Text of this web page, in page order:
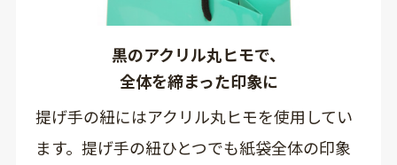
黒のアクリル丸ヒモで、
全体を締まった印象に
提げ手の紐にはアクリル丸ヒモを使用してい
ます。提げ手の紐ひとつでも紙袋全体の印象